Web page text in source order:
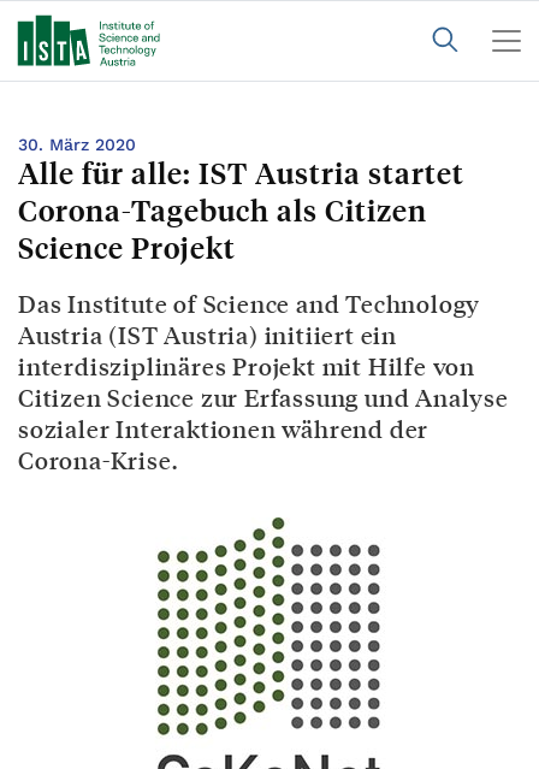
30. März 2020
Alle für alle: IST Austria startet
Corona-Tagebuch als Citizen
Science Projekt
Das Institute of Science and Technology
Austria (IST Austria) initiiert ein
interdisziplinäres Projekt mit Hilfe von
Citizen Science zur Erfassung und Analyse
sozialer Interaktionen während der
Corona-Krise.